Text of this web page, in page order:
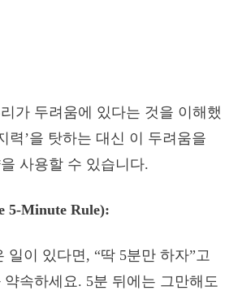
가 두려움에 있다는 것을 이해했
력’을 탓하는 대신 이 두려움을
사용할 수 있습니다.
5-Minute Rule):
일이 있다면, “딱 5분만 하자”고
약속하세요. 5분 뒤에는 그만해도